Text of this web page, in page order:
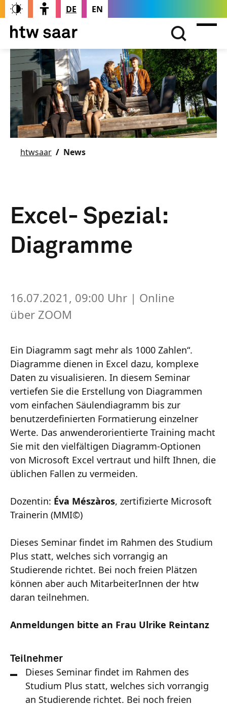
DE EN
htwsaar News
Excel- Spezial:
Diagramme
16.07.2021, 09:00 Uhr | Online
über ZOOM
Ein Diagramm sagt mehr als 1000 Zahlen“.
Diagramme dienen in Excel dazu, komplexe
Daten zu visualisieren. In diesem Seminar
vertiefen Sie die Erstellung von Diagrammen
vom einfachen Säulendiagramm bis zur
benutzerdefinierten Formatierung einzelner
Werte. Das anwenderorientierte Training macht
Sie mit den vielfältigen Diagramm-Optionen
von Microsoft Excel vertraut und hilft Ihnen, die
üblichen Fallen zu vermeiden.
Dozentin: Éva Mészàros, zertifizierte Microsoft
Trainerin (MMI©)
Dieses Seminar findet im Rahmen des Studium
Plus statt, welches sich vorrangig an
Studierende richtet. Bei noch freien Plätzen
können aber auch MitarbeiterInnen der htw
daran teilnehmen.
Anmeldungen bitte an Frau Ulrike Reintanz
Teilnehmer
Dieses Seminar findet im Rahmen des
Studium Plus statt, welches sich vorrangig
an Studierende richtet. Bei noch freien